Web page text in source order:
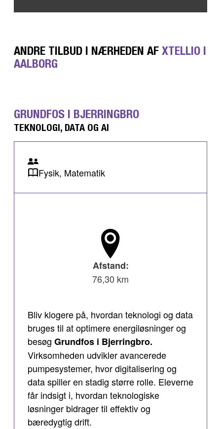
ANDRE TILBUD I NÆRHEDEN AF XTELLIO I
AALBORG
GRUNDFOS I BJERRINGBRO
TEKNOLOGI, DATA OG AI
Fysik, Matematik
Afstand:
76,30 km
Bliv klogere på, hvordan teknologi og data
bruges til at optimere energiløsninger og
besøg Grundfos i Bjerringbro.
Virksomheden udvikler avancerede
pumpesystemer, hvor digitalisering og
data spiller en stadig større rolle. Eleverne
får indsigt i, hvordan teknologiske
løsninger bidrager til effektiv og
bæredygtig drift.